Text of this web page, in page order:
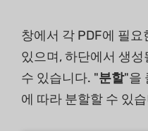
창에서 각 PDF에 필
있으며, 하단에서 생
수 있습니다. "분할"을
에 따라 분할할 수 있